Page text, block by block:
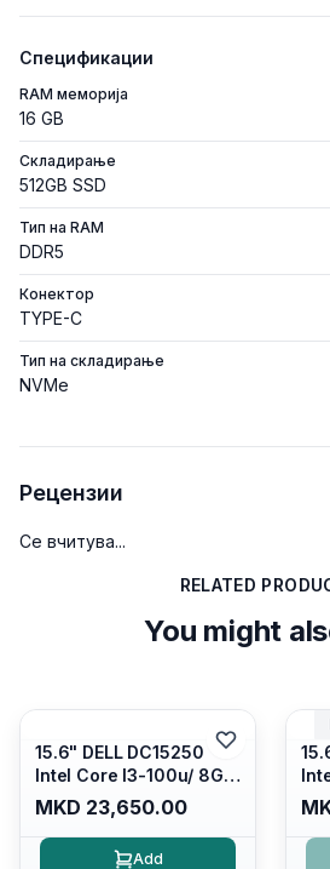
Спецификации
RAM меморија
16 GB
Складирање
512GB SSD
Тип на RAM
DDR5
Конектор
TYPE-C
Тип на складирање
NVMe
Рецензии
Се вчитува...
RELATED
You might
15.6" DELL DC15250
Intel Core I3-100u/ 8GB
DDR4/ 512GB SSD M.2/
Iris Xe Graphics/ 120Hz
Anti-glare LED Display/
MKD 23,650.00
Add